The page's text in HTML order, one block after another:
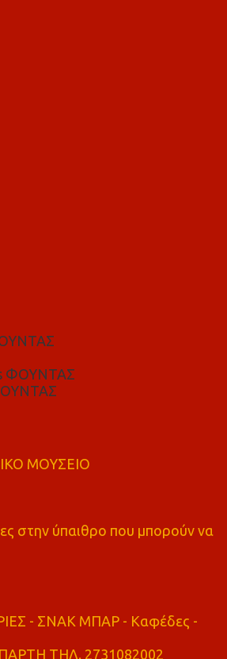
ΦΟΥΝΤΑΣ
ΜΟΥΣΕΙΟ
στην ύπαιθρο που μπορούν να
- ΣΝΑΚ ΜΠΑΡ - Καφέδες -
ΤΗΛ. 2731082002